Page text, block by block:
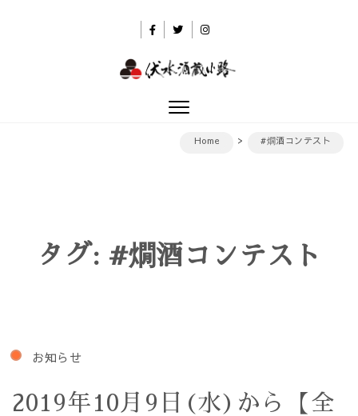
Toggle
Home
#燗酒コンテスト
タグ: #燗酒コンテスト
お知らせ
2019年10月9日(水)から【全